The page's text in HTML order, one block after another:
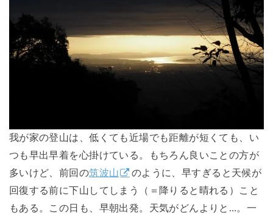
我が家の登山は、低くても近場でも距離が短くても、い
つも早出早着を心掛けている。もちろん良いことの方が
多いけど、前回の筑波山
のように、早すぎると天候が
回復する前に下山してしまう（＝降りると晴れる）こと
もある。この日も、早朝出発。天気がどんよりと…。一